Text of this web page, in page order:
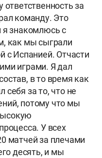
ответственность за
команду. Это
я знакомлюсь с
как мы сыграли
с Испанией. Отчасти
играми. Я дал
в то время как
себя за то, что не
потому что мы
У всех
матчей за плечами
десять, и мы